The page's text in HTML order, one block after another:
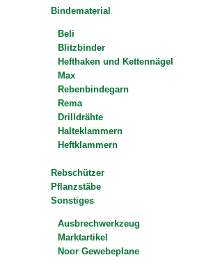
Bindematerial
Beli
Blitzbinder
Hefthaken und Kettennägel
Max
Rebenbindegarn
Rema
Drilldrähte
Halteklammern
Heftklammern
Rebschützer
Pflanzstäbe
Sonstiges
Ausbrechwerkzeug
Marktartikel
Noor Gewebeplane